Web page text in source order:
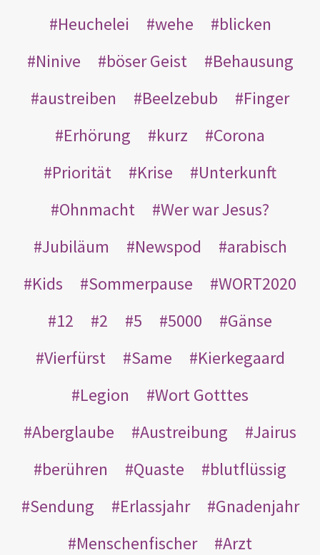
Heuchelei wehe
blicken
Ninive
böser Geist
Behausung
austreiben
Beelzebub
Finger
Erhörung
kurz
Corona
Priorität
Krise
Unterkunft
Ohnmacht
Wer war Jesus?
Jubiläum
Newspod
arabisch
Kids
Sommerpause
WORT2020
12
2 5 5000
Gänse
Vierfürst
Same
Kierkegaard
Legion
Wort Gotttes
Aberglaube
Austreibung
Jairus
berühren
Quaste
blutflüssig
Sendung
Erlassjahr
Gnadenjahr
Menschenfischer
Arzt